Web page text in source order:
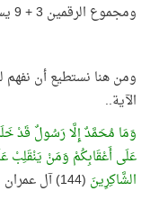
ومجموع الرقمين 3 + 9 يساوي
ومن هنا نستطيع أن نفهم
الآية..
وَمَا مُحَمَّدٌ إِلَّا رَسُولٌ قَدْ
عَلَى أَعْقَابِكُمْ وَمَنْ يَنْقَلِبْ
الشَّاكِرِينَ (144) آل عمران